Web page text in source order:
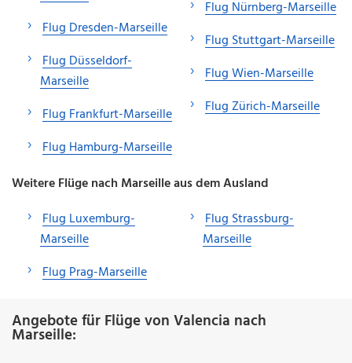
Flug Dresden-Marseille
Flug Düsseldorf-
Marseille
Flug Frankfurt-Marseille
Flug Hamburg-Marseille
Flug Nürnberg-Marseille
Flug Stuttgart-Marseille
Flug Wien-Marseille
Flug Zürich-Marseille
Weitere Flüge nach Marseille aus dem Ausland
Flug Luxemburg-
Marseille
Flug Prag-Marseille
Flug Strassburg-
Marseille
Angebote für Flüge von Valencia nach
Marseille: